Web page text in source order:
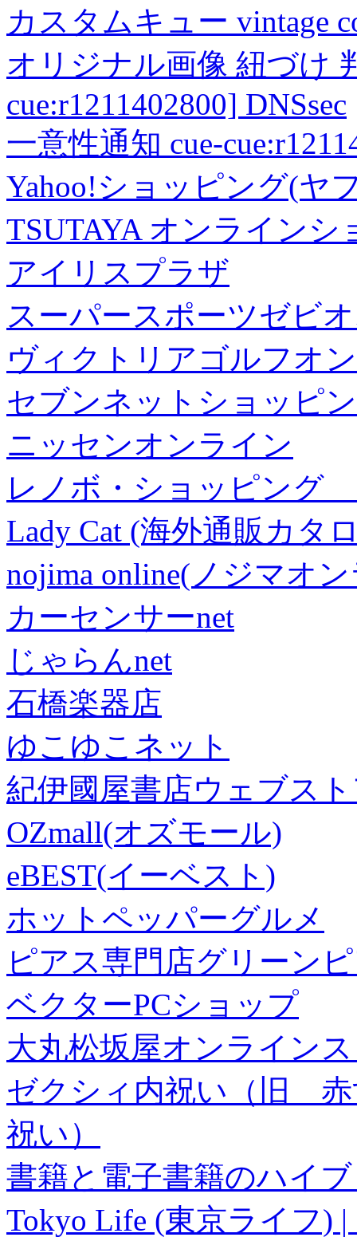
カスタムキュー vintage
オリジナル画像 紐づけ
cue:r1211402800] DNSsec
一意性通知 cue-
Yahoo!ショッピング(ヤ
TSUTAYA オンラインシ
アイリスプラザ
スーパースポーツゼビ
ヴィクトリアゴルフオ
セブンネットショッピ
ニッセンオンライン
レノボ・ショッピング
Lady Cat (海外通販カタ
nojima online(ノジマオ
カーセンサーnet
じゃらんnet
石橋楽器店
ゆこゆこネット
紀伊國屋書店ウェブス
OZmall(オズモール)
eBEST(イーベスト)
ホットペッパーグルメ
ピアス専門店グリーン
ベクターPCショップ
大丸松坂屋オンライン
ゼクシィ内祝い（旧 赤
祝い）
書籍と電子書籍のハイ
Tokyo Life (東京ライフ)